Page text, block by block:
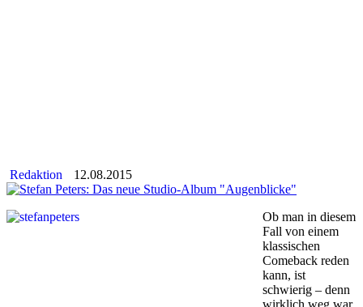
Redaktion 12.08.2015
Ob man in diesem
Fall von einem
klassischen
Comeback reden
kann, ist
schwierig – denn
wirklich weg war